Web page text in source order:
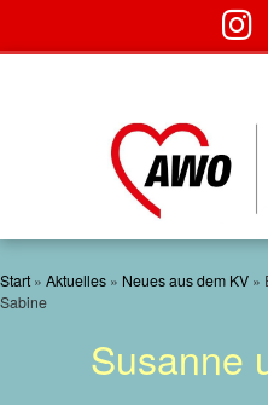
content
Start » Aktuelles » Neues aus dem KV »
Sabine
Susanne